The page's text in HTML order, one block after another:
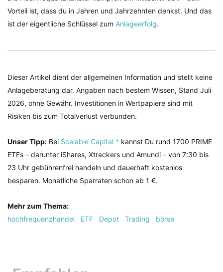
Vorteil ist, dass du in Jahren und Jahrzehnten denkst. Und das
ist der eigentliche Schlüssel zum Anlageerfolg.
Dieser Artikel dient der allgemeinen Information und stellt keine
Anlageberatung dar. Angaben nach bestem Wissen, Stand Juli
2026, ohne Gewähr. Investitionen in Wertpapiere sind mit
Risiken bis zum Totalverlust verbunden.
Unser Tipp: Bei Scalable Capital * kannst Du rund 1700 PRIME
ETFs – darunter iShares, Xtrackers und Amundi – von 7:30 bis
23 Uhr gebührenfrei handeln und dauerhaft kostenlos
besparen. Monatliche Sparraten schon ab 1 €.
Mehr zum Thema:
hochfrequenzhandel
ETF Depot Trading börse